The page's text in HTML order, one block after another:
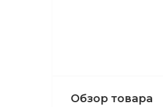
Обзор товара